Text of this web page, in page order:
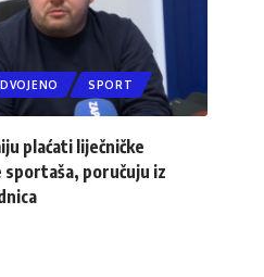
SPORT
plaćati liječničke
poručuju iz